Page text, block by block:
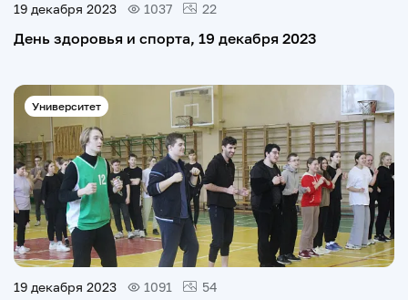
19 декабря 2023 1037 22
День здоровья и спорта, 19 декабря 2023
Университет
19 декабря 2023 1091 54